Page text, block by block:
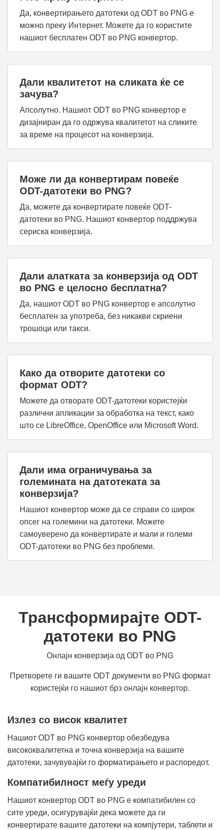
Да, конвертирањето датотеки од ODT во PNG е
можно преку Интернет. Можете да го користите
нашиот бесплатен ODT во PNG конвертор.
Дали квалитетот на сликата ќе се
зачува?
Апсолутно. Нашиот ODT во PNG конвертор е
дизајниран да го одржува квалитетот на сликите
за време на процесот на конверзија.
Може ли да конвертирам повеќе
ODT-датотеки во PNG?
Да, можете да конвертирате повеќе ODT-
датотеки во PNG. Нашиот конвертор поддржува
сериска конверзија.
Дали алатката за конверзија од ODT
во PNG е целосно бесплатна?
Да, нашиот ODT во PNG конвертор е апсолутно
бесплатен за употреба, без никакви скриени
трошоци или такси.
Како да отворите датотеки со
формат ODT?
Можете да отворате ODT-датотеки користејќи
различни апликации за обработка на текст, како
што се LibreOffice, OpenOffice или Microsoft Word.
Дали има ограничувања за
големината на датотеката за
конверзија?
Нашиот конвертор може да се справи со широк
опсег на големини на датотеки. Можете
самоуверено да конвертирате и мали и големи
ODT-датотеки во PNG без проблеми.
Трансформирајте ODT-
датотеки во PNG
Онлајн конверзија од ODT во PNG
Претворете ги вашите ODT документи во PNG формат
користејќи го нашиот брз онлајн конвертор.
Излез со висок квалитет
Нашиот ODT во PNG конвертор обезбедува
висококвалитетна и точна конверзија на вашите
датотеки, зачувувајќи го форматирањето и распоредот.
Компатибилност меѓу уреди
Нашиот конвертор ODT во PNG е компатибилен со
сите уреди, осигурувајќи дека можете да ги
конвертирате вашите датотеки на компјутери, таблети и